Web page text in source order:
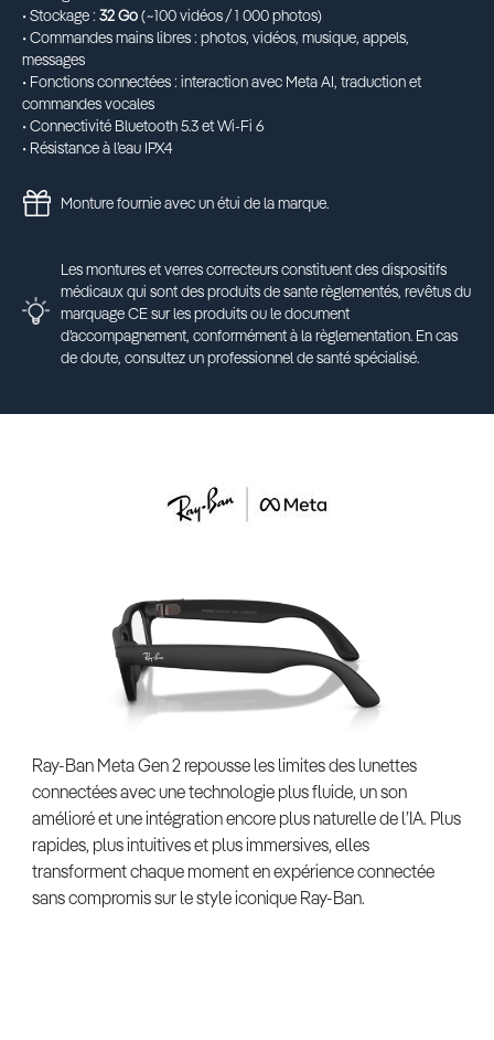
• Stockage : 32 Go (~100 vidéos / 1 000 photos)
• Commandes mains libres : photos, vidéos, musique, appels,
messages
• Fonctions connectées : interaction avec Meta AI, traduction et
commandes vocales
• Connectivité Bluetooth 5.3 et Wi-Fi 6
• Résistance à l’eau IPX4
Monture fournie avec un étui de la marque.
Les montures et verres correcteurs constituent des dispositifs
médicaux qui sont des produits de sante règlementés, revêtus du
marquage CE sur les produits ou le document
d’accompagnement, conformément à la règlementation. En cas
de doute, consultez un professionnel de santé spécialisé.
Ray-Ban Meta Gen 2 repousse les limites des lunettes
connectées avec une technologie plus fluide, un son
amélioré et une intégration encore plus naturelle de l’IA. Plus
rapides, plus intuitives et plus immersives, elles
transforment chaque moment en expérience connectée
sans compromis sur le style iconique Ray-Ban.